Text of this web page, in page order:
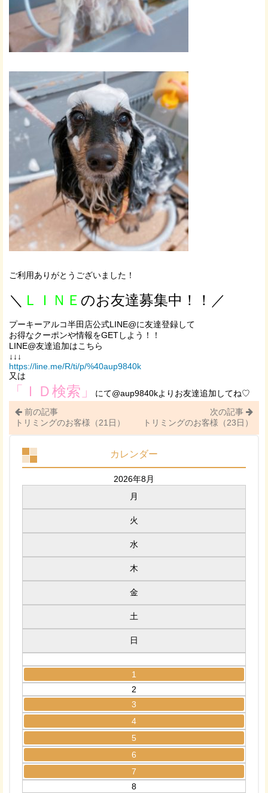
ご利用ありがとうございました！
＼ ＬＩＮＥ のお友達募集中！！／
プーキーアルコ半田店公式LINE@に友達登録して
お得なクーポンや情報をGETしよう！！
LINE@友達追加はこちら
↓↓↓
https://line.me/R/ti/p/%40aup9840k
又は
「ＩＤ検索」
にて@aup9840kよりお友達追加してね♡
前の記事
トリミングのお客様（21日）
次の記事
トリミングのお客様（23日）
カレンダー
2026年8月
月
火
水
木
金
土
日
1
2
3
4
5
6
7
8